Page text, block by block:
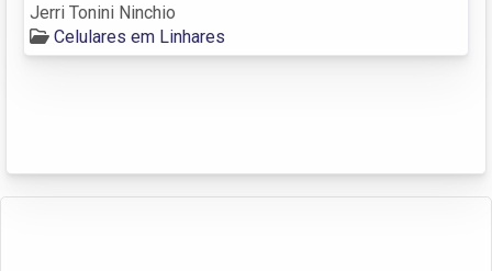
Jerri Tonini Ninchio
Celulares em Linhares